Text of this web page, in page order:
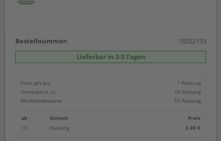
Bestellnummer:
10252133
Lieferbar in 3-5 Tagen
Preis gilt pro
1 Packung
Umverpackt zu
10 Packung
Mindestabnahme
10 Packung
ab Einheit
Preis
10
Packung 2,49 €